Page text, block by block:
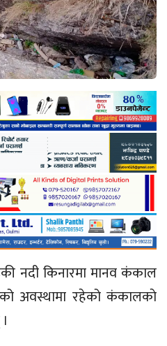
नदी किनारमा मानव कंकाल
अवस्थामा रहेको कंकालकाे